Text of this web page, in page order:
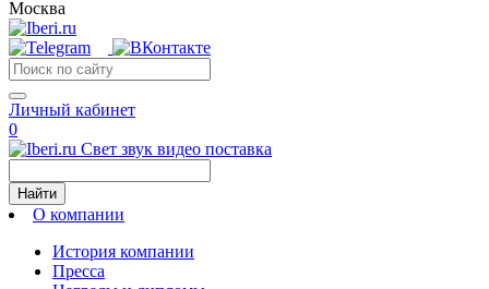
Москва
Личный кабинет
0
Свет звук видео поставка
Найти
О компании
История компании
Пресса